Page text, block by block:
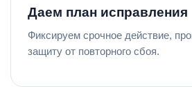
Даем план исправления
Фиксируем срочное действие,
защиту от повторного сбоя.